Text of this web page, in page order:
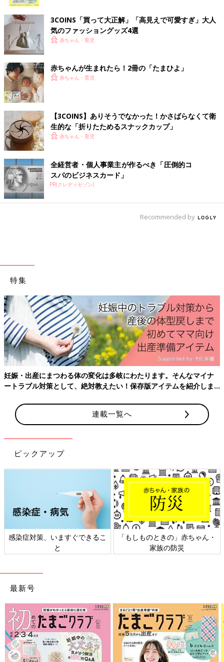
出典：Instagramアカウント「mio.toya」
こちらはmio.toyaさんが3COINSで購入したニット帽。アルファ
ベットがたまたまお子さんのイニシャルで即買いだったんだと
か。初めてニット帽をかぶせたそうですが、似合っていてメロメ
ロの様子♪
キラキラで可愛いパッチンピンを2色買い！
出典：Instagramアカウント「cannele_s.a.k」
cannele_s.a.kさんは3COINSで見つけた星のパッチンピンを2色
とか。前髪に留めるだけでも可愛くなるとのこと。キラキラして
いて子どもが喜びそうなデザインですよね♪
寒い日の公園遊びにぴったり♪ 耳付きイヤーマフ
3COINS「買って大正解」「高見えで可愛すぎ」大人
気のファッショングッズ4選
赤ちゃん・育児
赤ちゃんが生まれたら！2冊の「たまひよ」
赤ちゃん・育児
【3COINS】ありそうでなかった！かさばらなくて衛
生的な「折りたためるスナックカップ」
赤ちゃん・育児
全経営者・個人事業主が作るべき「圧倒的コ
スパのビジネスカード」
PR(クレディセゾン)
Recommended by
特集
妊娠・出産にまつわる体の変化は多岐にわたります。そんなマイナ
ートラブル対策として、絶対教えたい！保存版アイテムを紹介しま
連載一覧へ
ピックアップ
感染症対策、いますぐできるこ
と
「もしものときの」赤ちゃん・
家族の防災
最新号